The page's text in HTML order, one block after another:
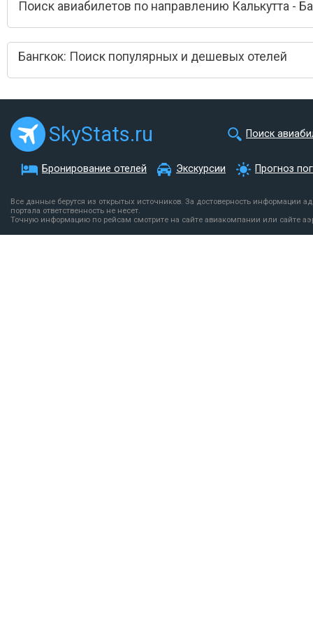
Поиск авиабилетов по направлению Калькутта -
Бангкок: Поиск популярных и дешевых отелей
SkyStats.ru Поиск
Бронирование отелей Экскурсии Прогноз
Все данные берутся из открытых источников. За достоверность информации
портала ответственность не несет.
Точную информацию по рейсам смотрите на сайте авиакомпании или сайте